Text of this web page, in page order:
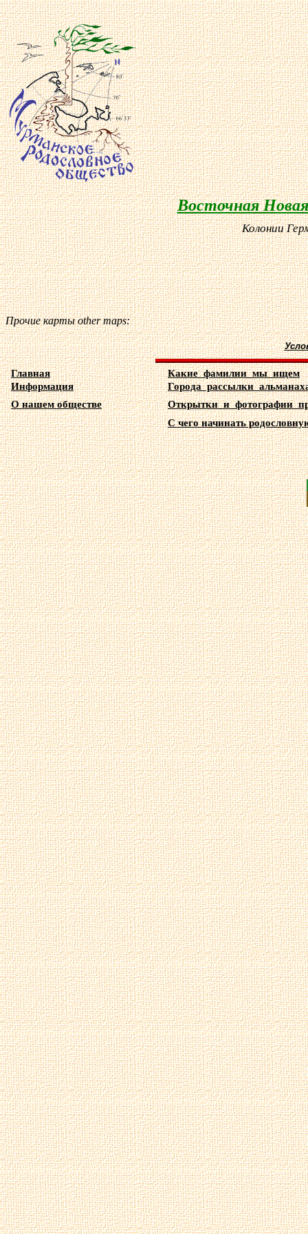
Восточная
Колонии
Прочие картыother maps:
Главная
Какие фамилии мы ищем
Информация
Города рассылки
О нашем обществе
Открытки и фотографии
С чего начинать